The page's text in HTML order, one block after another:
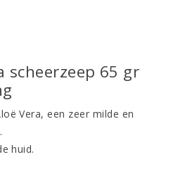
scheerzeep 65 gr
Vera, een zeer milde en
huid.